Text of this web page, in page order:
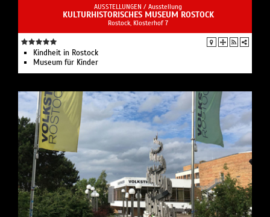
AUSSTELLUNGEN / Ausstellung
KULTURHISTORISCHES MUSEUM ROSTOCK
Rostock, Klosterhof 7
Kindheit in Rostock
Museum für Kinder